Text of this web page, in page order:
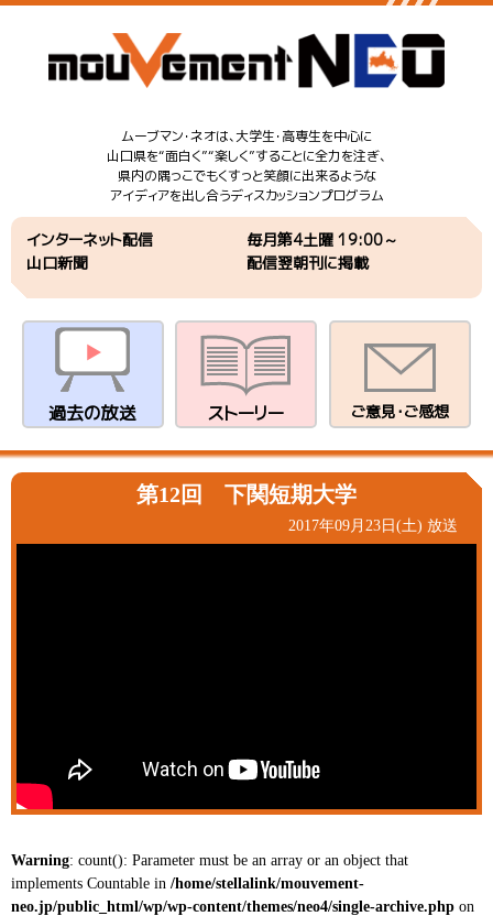
ムーブマン・ネオは、大学生・高専生を中心に
山口県を“面白く”“楽しく”することに全力を注ぎ、
県内の隅っこでもくすっと笑顔に出来るような
アイディアを出し合うディスカッションプログラム
インターネット配信
毎月第4土曜 19:00～
山口新聞
配信翌朝刊に掲載
過去の放送 ストーリー ご意見・ご感想
第12回 下関短期大学
2017年09月23日(土) 放送
Warning: count(): Parameter must be an array or an object that
implements Countable in /home/stellalink/mouvement-
neo.jp/public_html/wp/wp-content/themes/neo4/single-archive.php on